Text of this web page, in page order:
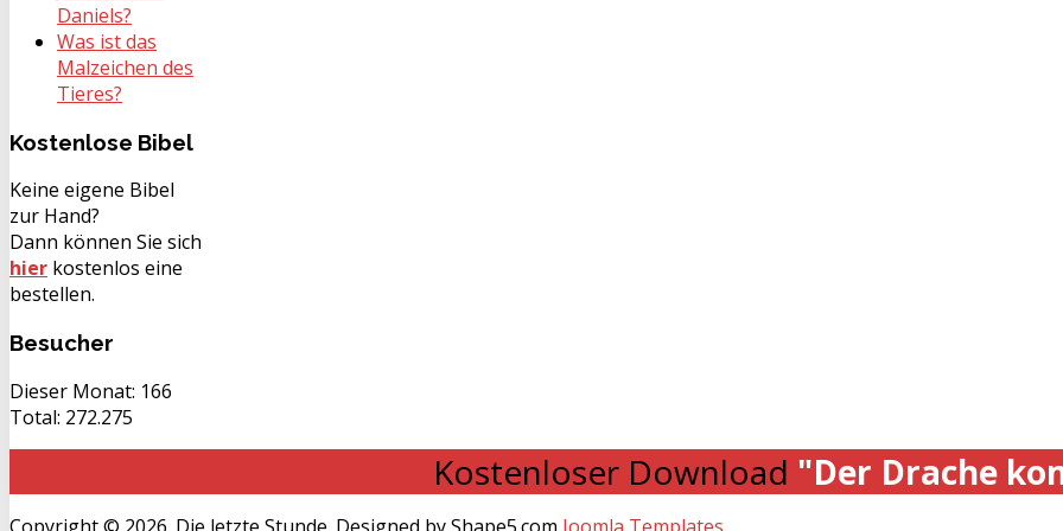
Daniels?
Was ist das
Malzeichen des
Tieres?
Kostenlose Bibel
Keine eigene Bibel
zur Hand?
Dann können Sie sich
hier kostenlos eine
bestellen.
Besucher
Dieser Monat: 166
Total: 272.275
Kostenloser Download "Der Drache